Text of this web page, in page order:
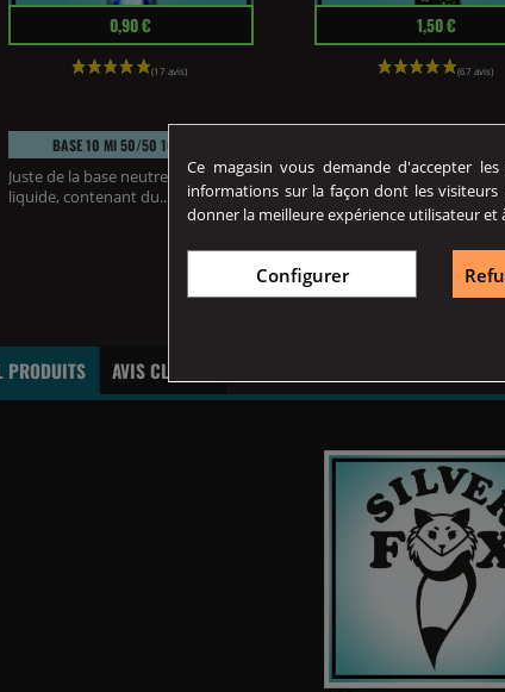
Prix 0,90 €
BASE 10 Ml 50/50 100%...
Juste de la base neutre pour e-
liquide, contenant du...
Prix 1,50 €
Le booster de nicotine N-
VIP, fabriqué par Vaping...
PRODUITS AVIS CLIENTS
Ce magasin vous demande d'accepter
informations sur la façon dont les
donner la meilleure expérience utilisateur
Configurer